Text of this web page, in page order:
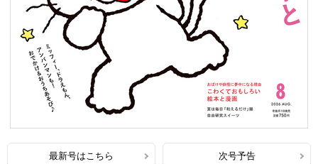
最新号はこちら 次号予告